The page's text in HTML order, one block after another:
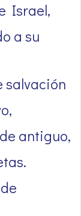
Israel,
a su
salvación
antiguo,